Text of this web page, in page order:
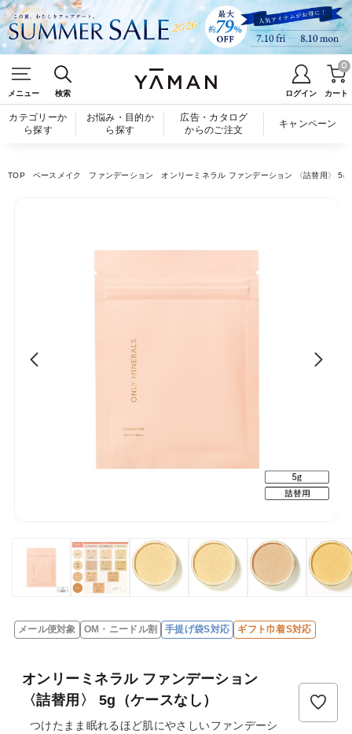
メニュー 検索 ログイン カート
0
カテゴリーか
ら探す
お悩み・目的か
ら探す
広告・カタログ
からのご注文
キャンペーン
TOP ベースメイク ファンデーション オンリーミネラル ファンデーション 〈詰替用〉 5g
メール便対象 OM・ニードル割 手提げ袋S対応 ギフト巾着S対応
オンリーミネラル ファンデーション
〈詰替用〉 5g（ケースなし）
つけたまま眠れるほど肌にやさしいファンデーシ